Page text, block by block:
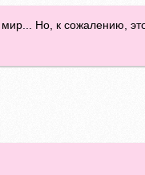
Но, к сожалению,